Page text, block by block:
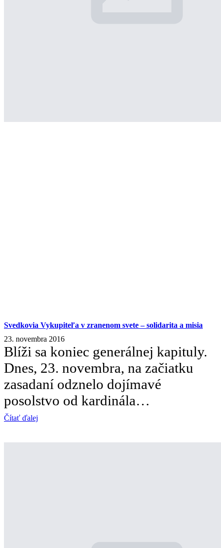
Svedkovia Vykupiteľa v zranenom svete – solidarita a misia
23. novembra 2016
Blíži sa koniec generálnej kapituly.
Dnes, 23. novembra, na začiatku
zasadaní odznelo dojímavé
posolstvo od kardinála…
Čítať ďalej